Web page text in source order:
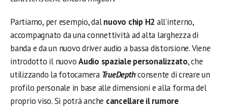
Partiamo, per esempio, dalnuovo chip H2 all’interno,
accompagnato da una connettività ad alta larghezza di
banda e da un nuovo driver audio a bassa distorsione. Viene
introdotto il nuovoAudio spaziale personalizzato, che
utilizzando la fotocamera TrueDepthconsente di creare un
profilo personale in base alle dimensioni e alla forma del
proprio viso. Si potrà anche cancellare il rumore